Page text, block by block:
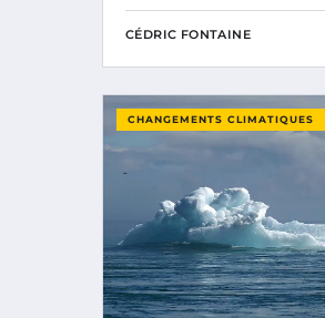
CÉDRIC FONTAINE
CHANGEMENTS CLIMATIQUES